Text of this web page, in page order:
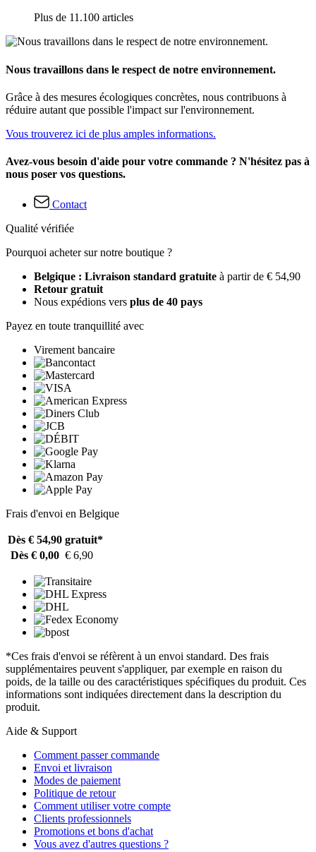
Plus de 11.100 articles
Nous travaillons dans le respect de notre environnement.
Grâce à des mesures écologiques concrètes, nous contribuons à
réduire autant que possible l'impact sur l'environnement.
Vous trouverez ici de plus amples informations.
Avez-vous besoin d'aide pour votre commande ? N'hésitez pas à
nous poser vos questions.
Contact
Qualité vérifiée
Pourquoi acheter sur notre boutique ?
Belgique : Livraison standard gratuite à partir de € 54,90
Retour gratuit
Nous expédions vers plus de 40 pays
Payez en toute tranquillité avec
Virement bancaire
Frais d'envoi en Belgique
Dès € 54,90 gratuit*
Dès € 0,00 € 6,90
*Ces frais d'envoi se réfèrent à un envoi standard. Des frais
supplémentaires peuvent s'appliquer, par exemple en raison du
poids, de la taille ou des caractéristiques spécifiques du produit. Ces
informations sont indiquées directement dans la description du
produit.
Aide & Support
Comment passer commande
Envoi et livraison
Modes de paiement
Politique de retour
Comment utiliser votre compte
Clients professionnels
Promotions et bons d'achat
Vous avez d'autres questions ?